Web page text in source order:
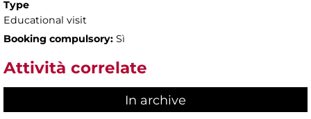
Type
Educational visit
Booking compulsory: Sì
Attività correlate
In archive